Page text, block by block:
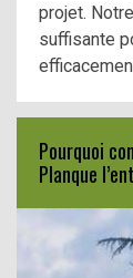
projet.
suffisante
Pourquoi
Planque